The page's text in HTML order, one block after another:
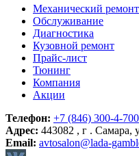
Механический ремонт
Обслуживание
Диагностика
Кузовной ремонт
Прайс-лист
Тюнинг
Компания
Акции
Телефон: +7 (846) 300-4-700
Адрес: 443082 , г . Самара,
Email: avtosalon@lada-